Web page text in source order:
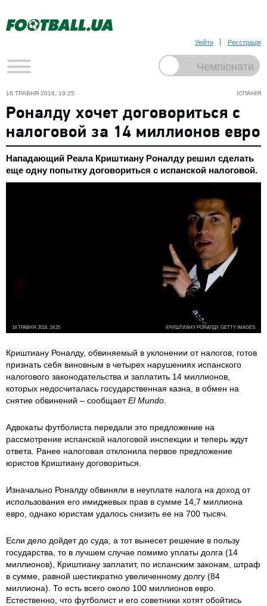
Увійти Реєстрація
ІСПАНІЯ
18 ТРАВНЯ 2018, 19:25
Роналду хочет договориться с
налоговой за 14 миллионов евро
Нападающий Реала Криштиану Роналду решил сделать
еще одну попытку договориться с испанской налоговой.
КРИШТИАНУ РОНАЛДУ, GETTY IMAGES
18 ТРАВНЯ 2018, 19:25
Криштиану Роналду, обвиняемый в уклонении от налогов, готов
признать себя виновным в четырех нарушениях испанского
налогового законодательства и заплатить 14 миллионов,
которых недосчиталась государственная казна, в обмен на
снятие обвинений – сообщаетEl Mundo.
Адвокаты футболиста передали это предложение на
рассмотрение испанской налоговой инспекции и теперь ждут
ответа. Ранее налоговая отклонила первое предложение
юристов Криштиану договориться.
Изначально Роналду обвиняли в неуплате налога на доход от
использования его имиджевых прав в сумме 14,7 миллиона
евро, однако юристам удалось снизить ее на 700 тысяч.
Если дело дойдет до суда, а тот вынесет решение в пользу
государства, то в лучшем случае помимо уплаты долга (14
миллионов), Криштиану заплатит, по испанским законам, штраф
в сумме, равной шестикратно увеличенному долгу (84
миллиона). То есть всего около 100 миллионов евро.
Естественно, что футболист и его советники хотят обойтись